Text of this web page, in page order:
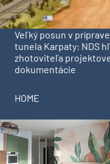
Veľký posun v príprave
tunela Karpaty: NDS
zhotoviteľa
dokumentácie
HOME